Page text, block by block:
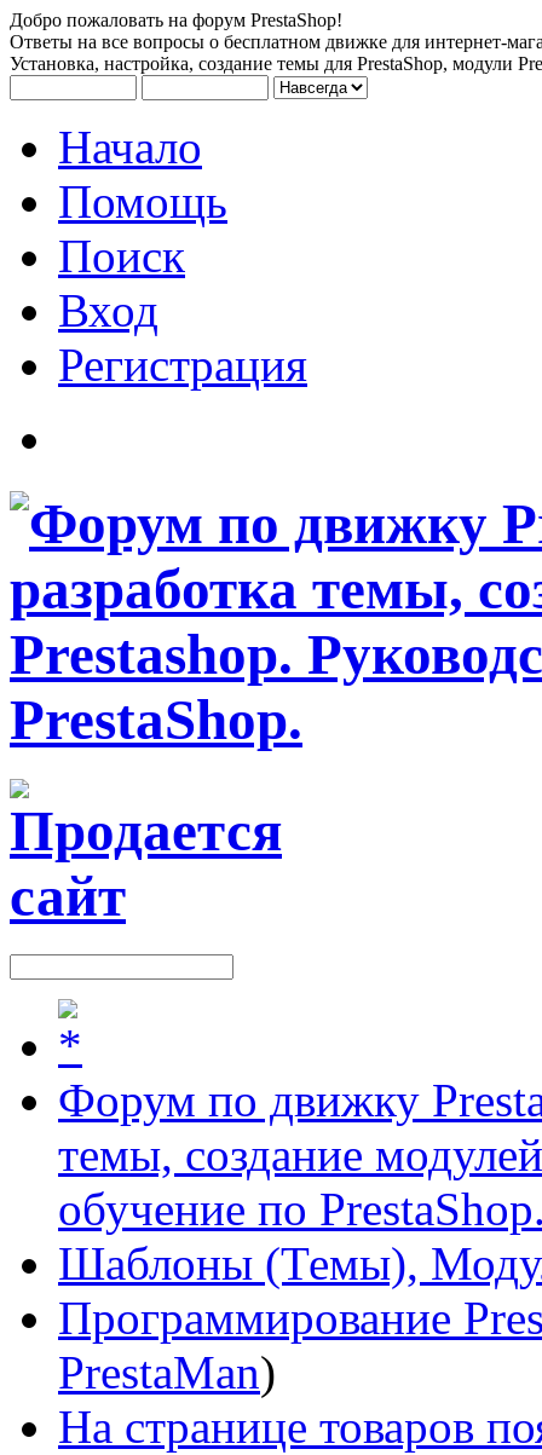
Добро пожаловать на форум PrestaShop!
Ответы на все вопросы о бесплатном движке для интернет-
Установка, настройка, создание темы для PrestaShop, модули
Начало
Помощь
Поиск
Вход
Регистрация
Форум по движку
темы, создание
обучение по
Шаблоны (Темы),
Программирование
PrestaMan)
На странице товаров